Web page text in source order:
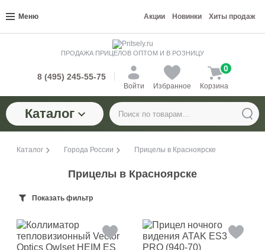
Меню Акции Новинки Хиты продаж
ПРОДАЖА ПРИЦЕЛОВ ОПТОМ И В РОЗНИЦУ
8 (495) 245-55-75
Войти Избранное Корзина
0
Каталог
Каталог Города России Прицелы в Красноярске
Прицелы в Красноярске
Показать фильтр